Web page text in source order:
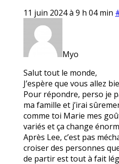
11 juin 2024 à 9 h 04 min
Myo
Salut tout le monde,
J’espère que vous allez
Pour répondre, perso je
ma famille et j’irai
comme toi Marie mes
variés et ça change
Après Lee, c’est pas
croiser des personnes
de partir est tout à fait